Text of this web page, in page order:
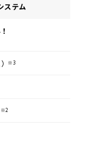
ステム
）※3
※2